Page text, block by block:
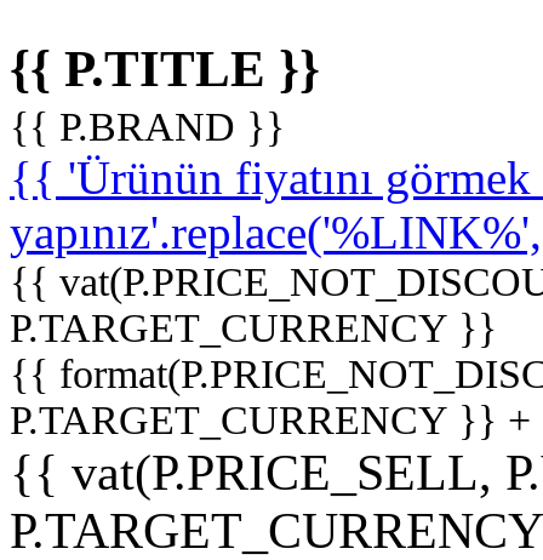
{{ P.TITLE }}
{{ P.BRAND }}
{{ 'Ürünün fiyatını
{{
P.TARGET_CURRENCY }}
{{
P.TARGET_CURRENCY }}
{{ vat(P.PRICE_SELL,